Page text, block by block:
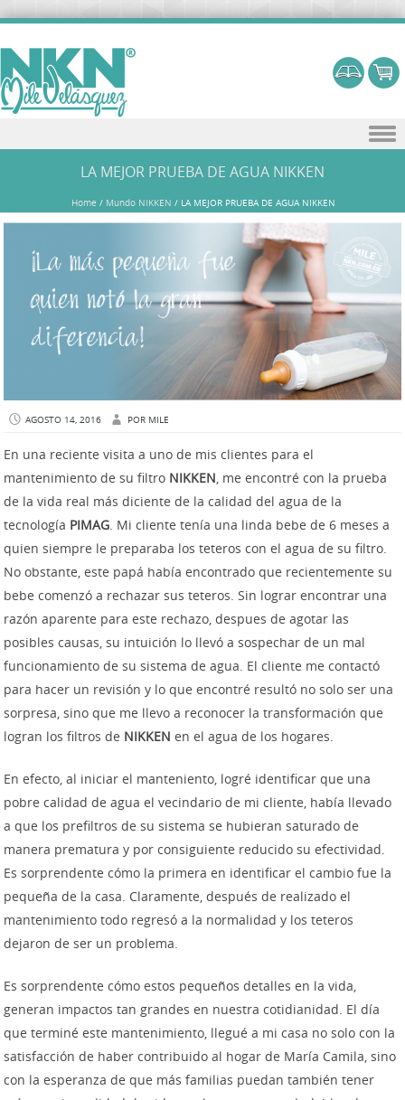
LA MEJOR PRUEBA DE AGUA NIKKEN
Home / Mundo NIKKEN / LA MEJOR PRUEBA DE AGUA NIKKEN
AGOSTO 14, 2016 POR MILE
En una reciente visita a uno de mis clientes para el
mantenimiento de su filtro NIKKEN, me encontré con la prueba
de la vida real más diciente de la calidad del agua de la
tecnología PIMAG. Mi cliente tenía una linda bebe de 6 meses a
quien siempre le preparaba los teteros con el agua de su filtro.
No obstante, este papá había encontrado que recientemente su
bebe comenzó a rechazar sus teteros. Sin lograr encontrar una
razón aparente para este rechazo, despues de agotar las
posibles causas, su intuición lo llevó a sospechar de un mal
funcionamiento de su sistema de agua. El cliente me contactó
para hacer un revisión y lo que encontré resultó no solo ser una
sorpresa, sino que me llevo a reconocer la transformación que
logran los filtros de NIKKEN en el agua de los hogares.
En efecto, al iniciar el manteniento, logré identificar que una
pobre calidad de agua el vecindario de mi cliente, había llevado
a que los prefiltros de su sistema se hubieran saturado de
manera prematura y por consiguiente reducido su efectividad.
Es sorprendente cómo la primera en identificar el cambio fue la
pequeña de la casa. Claramente, después de realizado el
mantenimiento todo regresó a la normalidad y los teteros
dejaron de ser un problema.
Es sorprendente cómo estos pequeños detalles en la vida,
generan impactos tan grandes en nuestra cotidianidad. El día
que terminé este mantenimiento, llegué a mi casa no solo con la
satisfacción de haber contribuido al hogar de María Camila, sino
con la esperanza de que más familias puedan también tener